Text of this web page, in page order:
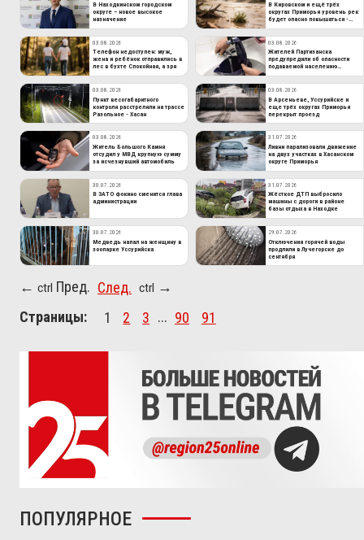
В Находкинском городском
округе – новое высокое
назначение
В Кировском и ещё трёх
округах Приморья уровень рек
будет опасно повышаться -
03.08.2026
Телефон недоступен: муж,
жена и ребёнок отправились в
лес в бухте Спокойная, а зря
03.08.2026
Жителей Партизанска
предупредили об опасности
подаваемой населению
03.08.2026
Пункт весогабаритного
контроля расстреляли на трассе
Разольное - Хасан
03.08.2026
В Арсеньеве, Уссурийске и
еще трёх округах Приморья
перекрыт проезд
03.08.2026
Житель Большого Камня
отсудил у МВД крупную сумму
за исчезнувший автомобиль
31.07.2026
Ливни парализовали движение
на двух участках в Хасанском
округе Приморья
30.07.2026
В ЗАТО Фокино сменится глава
администрации
31.07.2026
Жёсткое ДТП выбросило
машины с дороги в районе
базы отдыха в Находке
30.07.2026
Медведь напал на женщину в
зоопарке Уссурийска
29.07.2026
Отключения горячей воды
продлили в Лучегорске до
сентября
← ctrl Пред. След. ctrl →
Страницы: 1 2 3 ... 90 91
ПОПУЛЯРНОЕ